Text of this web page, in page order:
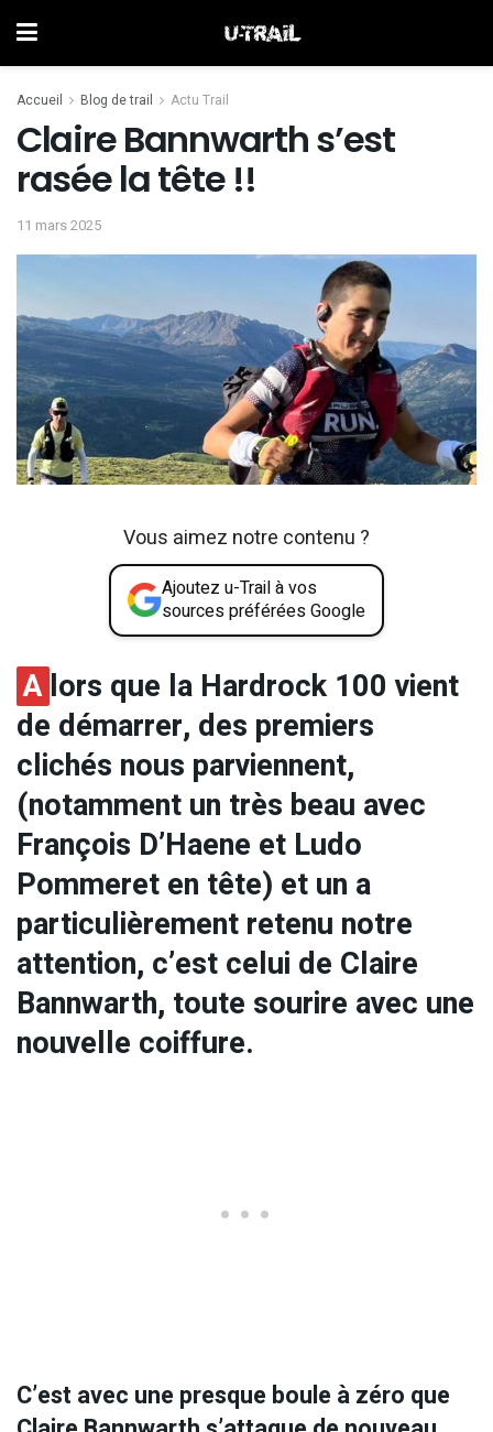
Accueil Blog de trail Actu Trail
Claire Bannwarth s’est
rasée la tête !!
11 mars 2025
Vous aimez notre contenu ?
Ajoutez u-Trail à vos
sources préférées Google
A lors que la Hardrock 100 vient
de démarrer, des premiers
clichés nous parviennent,
(notamment un très beau avec
François D’Haene et Ludo
Pommeret en tête) et un a
particulièrement retenu notre
attention, c’est celui de Claire
Bannwarth, toute sourire avec une
nouvelle coiffure.
C’est avec une presque boule à zéro que